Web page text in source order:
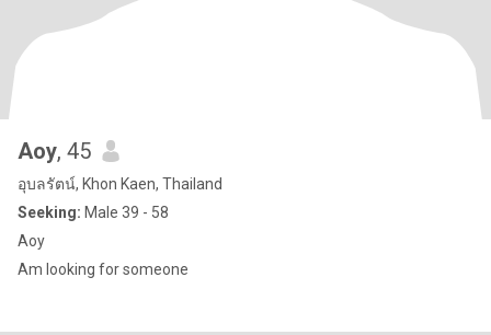
Aoy, 45
อุบลรัตน์, Khon Kaen, Thailand
Seeking: Male 39 - 58
Aoy
Am looking for someone